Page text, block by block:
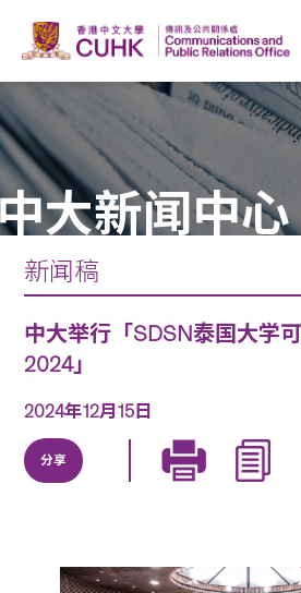
大新闻中心
新闻稿
中大举行「SDSN泰国大学
2024」
2024年12月15日
分享